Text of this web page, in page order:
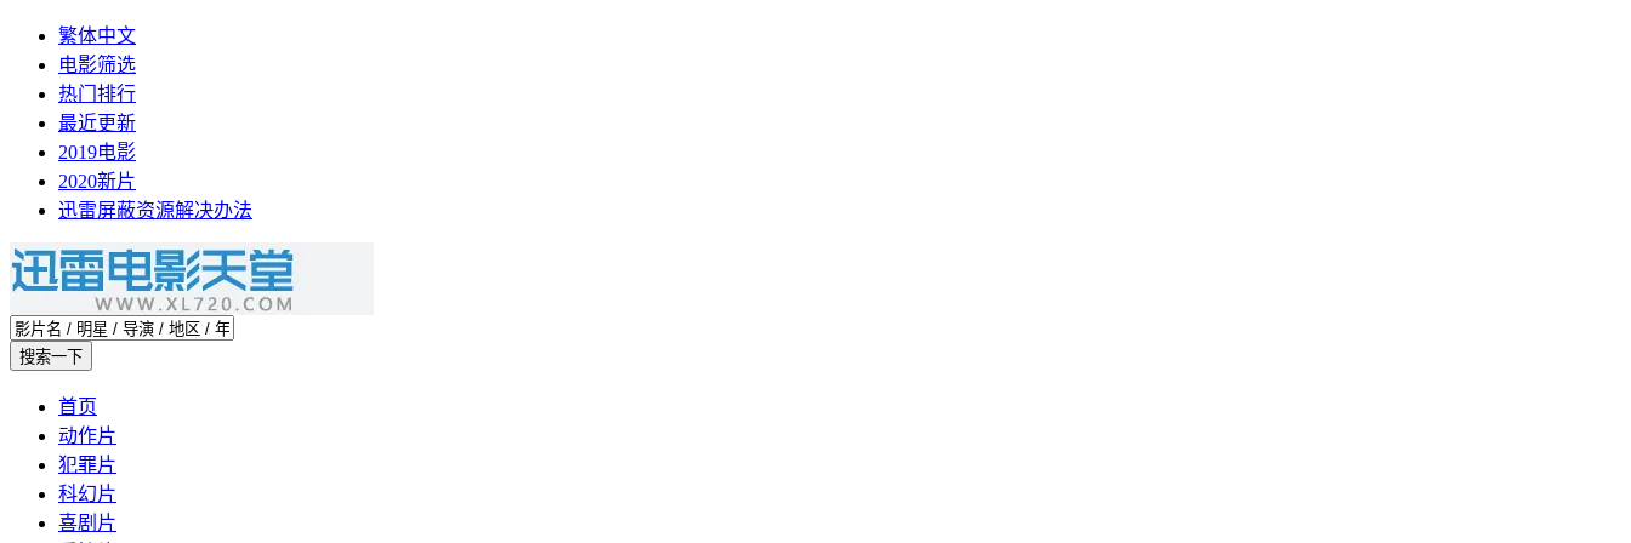
繁体中文
电影筛选
热门排行
最近更新
2019电影
2020新片
迅雷屏蔽资源解决办法
首页
动作片
犯罪片
科幻片
喜剧片